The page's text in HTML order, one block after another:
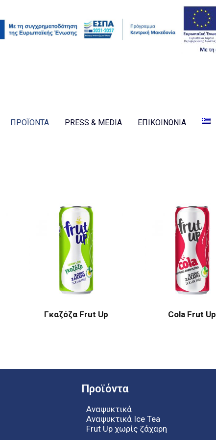
ΠΡΟΪΟΝΤΑ PRESS & MEDIA ΕΠΙΚΟΙΝΩΝΊΑ
Γκαζόζα Frut Up Cola Frut Up
Προϊόντα
Αναψυκτικά
Αναψυκτικά Ice Tea
Frut Up χωρίς ζάχαρη